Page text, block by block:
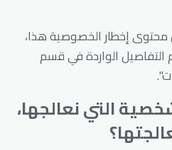
محتوى إخطار الخصوصية هذا،
التفاصيل الواردة في قسم
التي نعالجها،